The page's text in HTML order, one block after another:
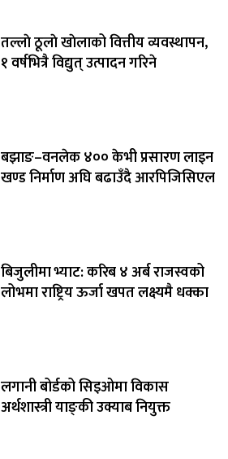
तल्लाे ठूलाे खाेलाको वित्तीय व्यवस्थापन,
१ वर्षभित्रै विद्युत् उत्पादन गरिने
बझाङ–वनलेक ४०० केभी प्रसारण लाइन
खण्ड निर्माण अघि बढाउँदै आरपिजिसिएल
बिजुलीमा भ्याट: करिब ४ अर्ब राजस्वको
लोभमा राष्ट्रिय ऊर्जा खपत लक्ष्यमै धक्का
लगानी बोर्डको सिइओमा विकास
अर्थशास्त्री याङ्‌की उक्याब नियुक्त